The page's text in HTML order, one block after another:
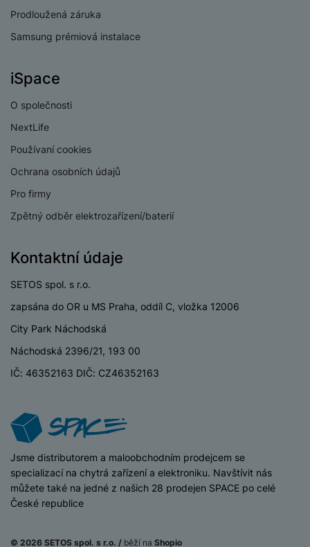
Prodloužená záruka
Samsung prémiová instalace
iSpace
O společnosti
NextLife
Používaní cookies
Ochrana osobních údajů
Pro firmy
Zpětný odběr elektrozařízení/baterií
Kontaktní údaje
SETOS spol. s r.o.
zapsána do OR u MS Praha, oddíl C, vložka 12006
City Park Náchodská
Náchodská 2396/21, 193 00
IČ: 46352163 DIČ: CZ46352163
iSpace
Jsme distributorem a maloobchodním prodejcem se
specializací na chytrá zařízení a elektroniku. Navštívit nás
můžete také na jedné z našich 28 prodejen SPACE po celé
České republice
© 2026 SETOS spol. s r.o. / běží na Shopio